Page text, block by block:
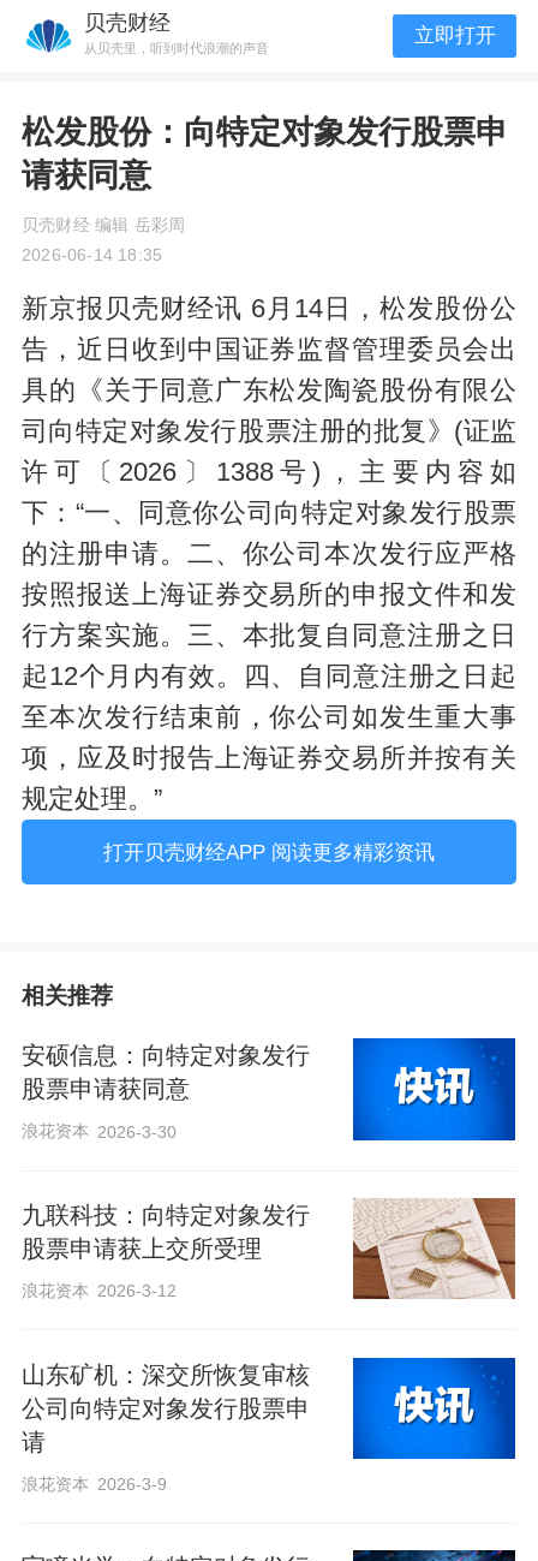
贝壳财经
从贝壳里，听到时代浪潮的声音
立即打开
松发股份：向特定对象发行股票申
请获同意
贝壳财经 编辑 岳彩周
2026-06-14 18:35
新京报贝壳财经讯 6月14日，松发股份公
告，近日收到中国证券监督管理委员会出
具的《关于同意广东松发陶瓷股份有限公
司向特定对象发行股票注册的批复》(证监
许可〔2026〕1388号)，主要内容如
下：“一、同意你公司向特定对象发行股票
的注册申请。二、你公司本次发行应严格
按照报送上海证券交易所的申报文件和发
行方案实施。三、本批复自同意注册之日
起12个月内有效。四、自同意注册之日起
至本次发行结束前，你公司如发生重大事
项，应及时报告上海证券交易所并按有关
规定处理。”
打开贝壳财经APP 阅读更多精彩资讯
相关推荐
安硕信息：向特定对象发行
股票申请获同意
浪花资本 2026-3-30
九联科技：向特定对象发行
股票申请获上交所受理
浪花资本 2026-3-12
山东矿机：深交所恢复审核
公司向特定对象发行股票申
请
浪花资本 2026-3-9